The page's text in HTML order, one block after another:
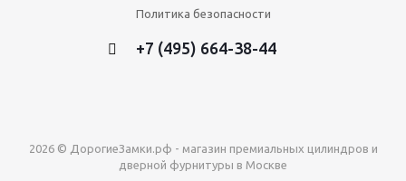
Политика безопасности
+7 (495) 664-38-44
2026 © ДорогиеЗамки.рф - магазин премиальных цилиндров и
дверной фурнитуры в Москве